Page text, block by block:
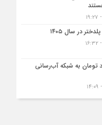
در سال ۱۴۰۵
میلیارد تومان به شبکه آب‌رسانی